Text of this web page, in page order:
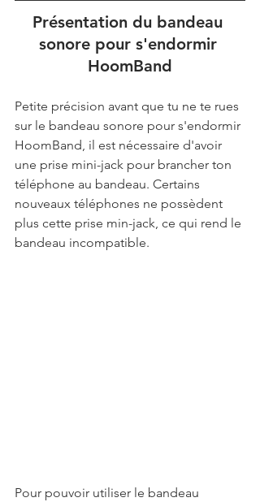
Présentation du bandeau
sonore pour s'endormir
HoomBand
Petite précision avant que tu ne te rues
sur le bandeau sonore pour s'endormir
HoomBand, il est nécessaire d'avoir
une prise mini-jack pour brancher ton
téléphone au bandeau. Certains
nouveaux téléphones ne possèdent
plus cette prise min-jack, ce qui rend le
bandeau incompatible.
Pour pouvoir utiliser le bandeau